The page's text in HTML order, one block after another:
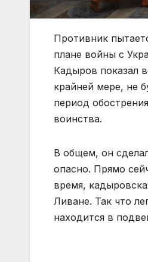
Противник
плане войны с
Кадыров показал
крайней мере, не
период
воинства.
В общем, он
опасно. Прямо
время,
Ливане. Так что
находится в